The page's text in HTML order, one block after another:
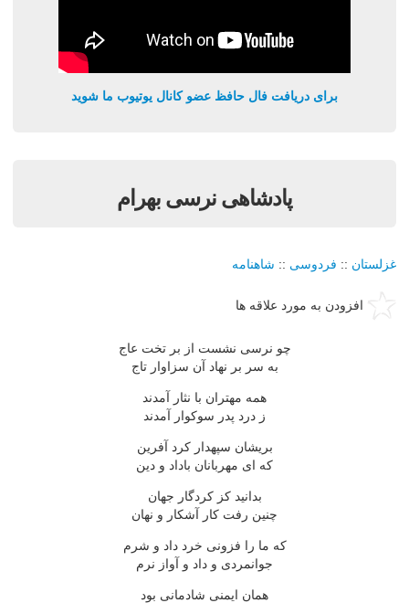
برای دریافت فال حافظ عضو کانال یوتیوب ما شوید
پادشاهی نرسی بهرام
غزلستان :: فردوسی :: شاهنامه
افزودن به مورد علاقه ها
چو نرسی نشست از بر تخت عاج
به سر بر نهاد آن سزاوار تاج
همه مهتران با نثار آمدند
ز درد پدر سوکوار آمدند
بریشان سپهدار کرد آفرین
که ای مهربانان باداد و دین
بدانید کز کردگار جهان
چنین رفت کار آشکار و نهان
که ما را فزونی خرد داد و شرم
جوانمردی و داد و آواز نرم
همان ایمنی شادمانی بود